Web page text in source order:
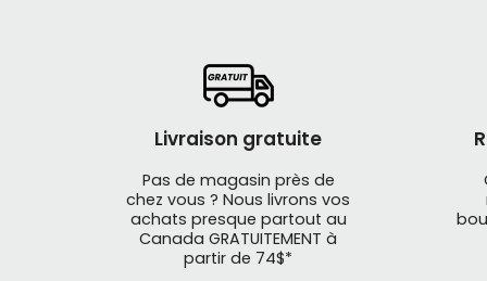
Livraison gratuite
Pas de magasin près de
chez vous ? Nous livrons vos
achats presque partout au
Canada GRATUITEMENT à
partir de 74$*